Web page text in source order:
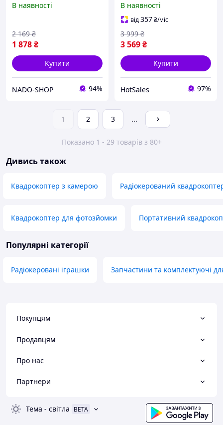
іграшка дрон
В наявності
1 878₴
2 169 ₴
Купити
NADO-SHOP 94%
польотам і розваг з
функцією стабілізації
В наявності
від357₴/міс
3 569₴
3 999 ₴
Купити
HotSales 97%
1 2 3 ...
Показано 1 - 29 товарів з 80+
Дивись також
Квадрокоптер з камерою Радіокерований
Квадрокоптер для фотозйомки Портативний
Популярні категорії
Радіокеровані іграшки Запчастини та комплектуючі
Покупцям
Продавцям
Про нас
Партнери
Тема - світла BETA